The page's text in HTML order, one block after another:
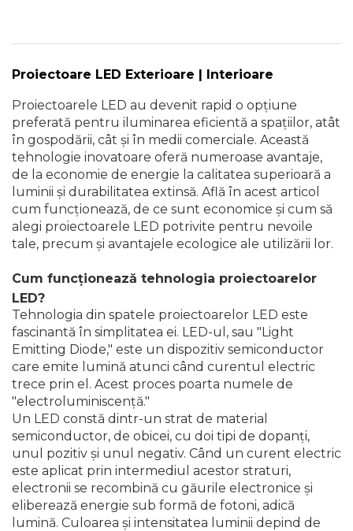
Ulei Hidraulic
Troliu
Palan
Cheie & Adaptor Dinamometric
Carucior Scule
Echipamente de Siguranta Auto
Stetoscop Auto
Tester Compresie Auto
Truse reparatii anvelope
Dispozitiv Aerisire & Schimbare
Lichid Frana
Banc de lucru – tamplarie
Transpalet / carucior transport
marfa
Perie de Sarma
Capsator Manual
Poansoane Cifre & Litere
Adaptor Unghiular Bormasina
Nicovala fierarie
Chei
Scari
Echipamente de Lucru &
Protectia Muncii
Multidetector
Fierastraie Electrice
Foarfeci Electrice
Aspiratoare Profesionale &
Industriale
Dezumidificatoare de Aer
Profesionale Industriale
Acumulatori & Incarcatoare
Scule Electrice: Bormasini,
Autofiletante
Statii & Masini Universale de
Ascutit Scule
Aparate de masurat digitale &
Telemetru laser
Pistoale & Capsatoare Electrice
pentru Cuie si Capse
Aparat / dispozitiv ascutit lant
drujba si accesorii
Proiectoare LED Exterioare | Interioare
Proiectoarele LED au devenit rapid o opțiune
preferată pentru iluminarea eficientă a spațiilor, atât
în gospodării, cât și în medii comerciale. Această
tehnologie inovatoare oferă numeroase avantaje,
de la economie de energie la calitatea superioară a
luminii și durabilitatea extinsă. Află în acest articol
cum funcționează, de ce sunt economice și cum să
alegi proiectoarele LED potrivite pentru nevoile
tale, precum și avantajele ecologice ale utilizării lor.
Cum funcționează tehnologia proiectoarelor
LED?
Tehnologia din spatele proiectoarelor LED este
fascinantă în simplitatea ei. LED-ul, sau "Light
Emitting Diode," este un dispozitiv semiconductor
care emite lumină atunci când curentul electric
trece prin el. Acest proces poarta numele de
"electroluminiscență."
Un LED constă dintr-un strat de material
semiconductor, de obicei, cu doi tipi de dopanți,
unul pozitiv și unul negativ. Când un curent electric
este aplicat prin intermediul acestor straturi,
electronii se recombină cu găurile electronice și
eliberează energie sub formă de fotoni, adică
lumină. Culoarea și intensitatea luminii depind de